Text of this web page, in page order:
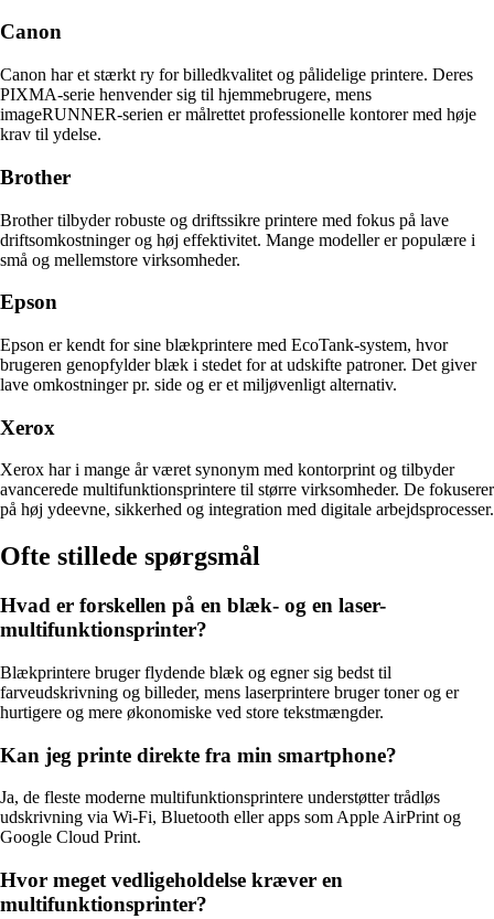
Canon
Canon har et stærkt ry for billedkvalitet og pålidelige printere. Deres
PIXMA-serie henvender sig til hjemmebrugere, mens
imageRUNNER-serien er målrettet professionelle kontorer med høje
krav til ydelse.
Brother
Brother tilbyder robuste og driftssikre printere med fokus på lave
driftsomkostninger og høj effektivitet. Mange modeller er populære i
små og mellemstore virksomheder.
Epson
Epson er kendt for sine blækprintere med EcoTank-system, hvor
brugeren genopfylder blæk i stedet for at udskifte patroner. Det giver
lave omkostninger pr. side og er et miljøvenligt alternativ.
Xerox
Xerox har i mange år været synonym med kontorprint og tilbyder
avancerede multifunktionsprintere til større virksomheder. De fokuserer
på høj ydeevne, sikkerhed og integration med digitale arbejdsprocesser.
Ofte stillede spørgsmål
Hvad er forskellen på en blæk- og en laser-
multifunktionsprinter?
Blækprintere bruger flydende blæk og egner sig bedst til
farveudskrivning og billeder, mens laserprintere bruger toner og er
hurtigere og mere økonomiske ved store tekstmængder.
Kan jeg printe direkte fra min smartphone?
Ja, de fleste moderne multifunktionsprintere understøtter trådløs
udskrivning via Wi-Fi, Bluetooth eller apps som Apple AirPrint og
Google Cloud Print.
Hvor meget vedligeholdelse kræver en
multifunktionsprinter?